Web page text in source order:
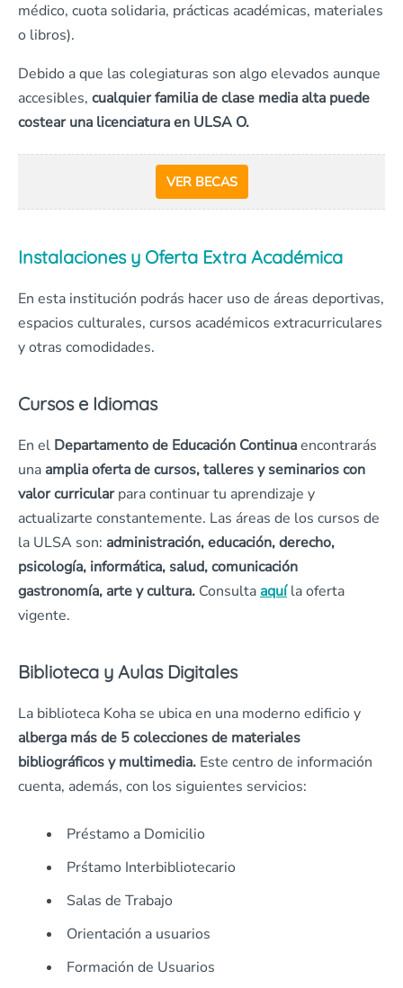
médico, cuota solidaria, prácticas académicas, materiales
o libros).
Debido a que las colegiaturas son algo elevados aunque
accesibles, cualquier familia de clase media alta puede
costear una licenciatura en ULSA O.
VER BECAS
Instalaciones y Oferta Extra Académica
En esta institución podrás hacer uso de áreas deportivas,
espacios culturales, cursos académicos extracurriculares
y otras comodidades.
Cursos e Idiomas
En el Departamento de Educación Continuaencontrarás
una amplia oferta de cursos, talleres y seminarios con
valor curricularpara continuar tu aprendizaje y
actualizarte constantemente. Las áreas de los cursos de
la ULSA son: administración, educación, derecho,
psicología, informática, salud, comunicación
gastronomía, arte y cultura. Consultaaquíla oferta
vigente.
Biblioteca y Aulas Digitales
La biblioteca Koha se ubica en una moderno edificio y
alberga más de 5 colecciones de materiales
bibliográficos y multimedia. Este centro de información
cuenta, además, con los siguientes servicios:
Préstamo a Domicilio
Prśtamo Interbibliotecario
Salas de Trabajo
Orientación a usuarios
Formación de Usuarios